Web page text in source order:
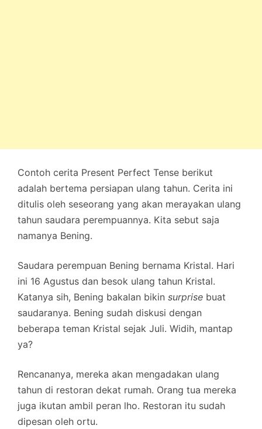
Contoh cerita Present Perfect Tense berikut
adalah bertema persiapan ulang tahun. Cerita ini
ditulis oleh seseorang yang akan merayakan ulang
tahun saudara perempuannya. Kita sebut saja
namanya Bening.
Saudara perempuan Bening bernama Kristal. Hari
ini 16 Agustus dan besok ulang tahun Kristal.
Katanya sih, Bening bakalan bikin surprise buat
saudaranya. Bening sudah diskusi dengan
beberapa teman Kristal sejak Juli. Widih, mantap
ya?
Rencananya, mereka akan mengadakan ulang
tahun di restoran dekat rumah. Orang tua mereka
juga ikutan ambil peran lho. Restoran itu sudah
dipesan oleh ortu.